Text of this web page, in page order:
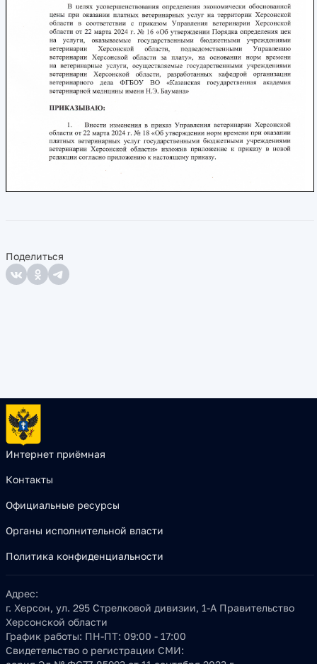
Поделиться
Интернет приёмная
Контакты
Официальные ресурсы
Органы исполнительной власти
Политика конфиденциальности
Адрес:
г. Херсон, ул. 295 Стрелковой дивизии, 1-А Правительство
Херсонской области
График работы: ПН-ПТ: 09:00 - 17:00
Свидетельство о регистрации СМИ: